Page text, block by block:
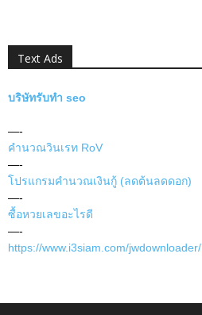
Text Ads
บริษัทรับทำ seo
—-
คำนวณวินเรท RoV
—-
โปรแกรมคำนวณเงินกู้ (ลดต้นลดดอก)
—-
ซื้อหวยเลขอะไรดี
—-
https://www.i3siam.com/jwdownloader/